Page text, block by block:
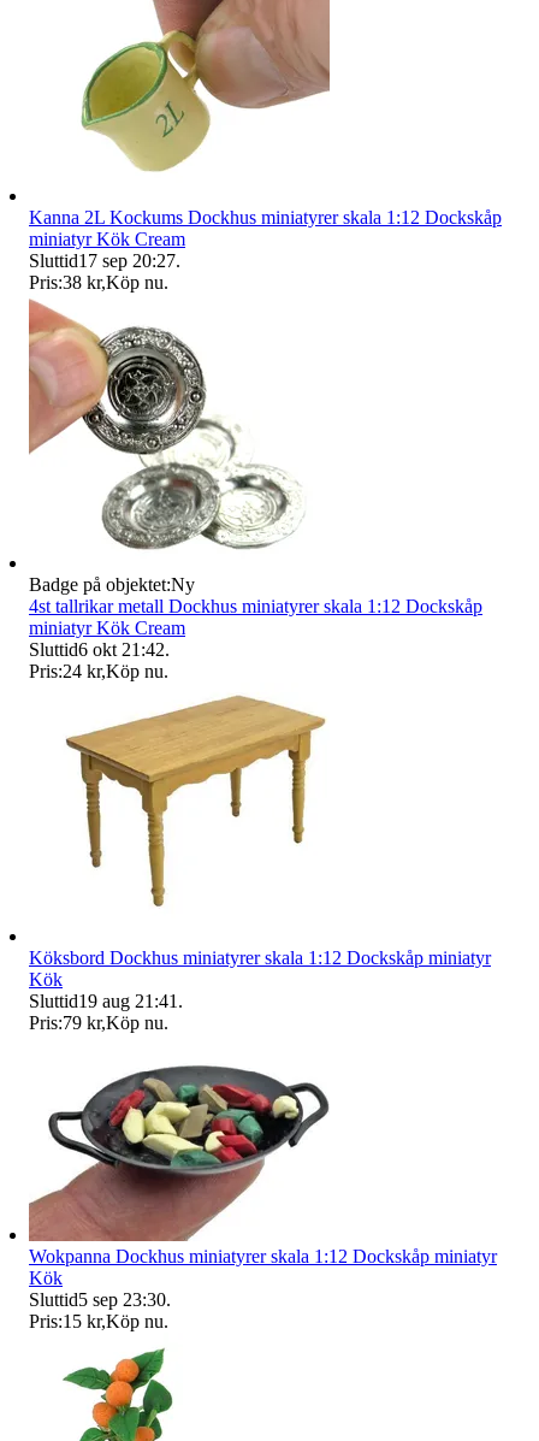
Kanna 2L Kockums Dockhus miniatyrer skala 1:12 Dockskåp
miniatyr Kök Cream
Sluttid17 sep 20:27.
Pris:38 kr,Köp nu.
Badge på objektet:Ny
4st tallrikar metall Dockhus miniatyrer skala 1:12 Dockskåp
miniatyr Kök Cream
Sluttid6 okt 21:42.
Pris:24 kr,Köp nu.
Köksbord Dockhus miniatyrer skala 1:12 Dockskåp miniatyr
Kök
Sluttid19 aug 21:41 .
Pris:79 kr,Köp nu.
Wokpanna Dockhus miniatyrer skala 1:12 Dockskåp miniatyr
Kök
Sluttid5 sep 23:30.
Pris:15 kr,Köp nu.